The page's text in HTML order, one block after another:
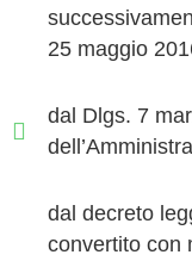
25 maggio
dal Dlgs. 7
dal decreto
convertito con